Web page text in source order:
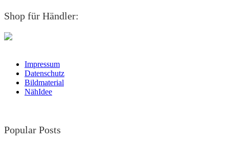
Shop für Händler:
Impressum
Datenschutz
Bildmaterial
NähIdee
Popular Posts